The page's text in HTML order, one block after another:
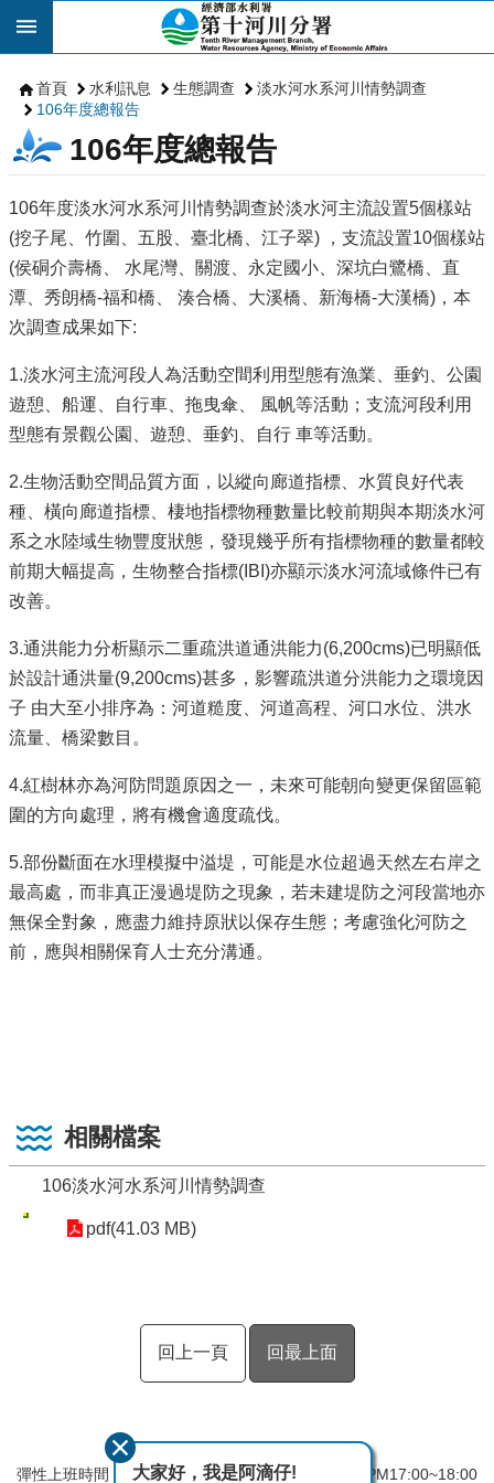
跳到主要內容區塊
首頁 水利訊息 生態調查
淡水河水系河川情勢調查
106年度總報告
106年度總報告
106年度淡水河水系河川情勢調查於淡水河主流設置5個樣站
(挖子尾、竹圍、五股、臺北橋、江子翠) ，支流設置10個樣站
(侯硐介壽橋、 水尾灣、關渡、永定國小、深坑白鷺橋、直
潭、秀朗橋-福和橋、 湊合橋、大溪橋、新海橋-大漢橋)，本
次調查成果如下:
1.淡水河主流河段人為活動空間利用型態有漁業、垂釣、公園
遊憩、船運、自行車、拖曳傘、 風帆等活動；支流河段利用
型態有景觀公園、遊憩、垂釣、自行 車等活動。
2.生物活動空間品質方面，以縱向廊道指標、水質良好代表
種、橫向廊道指標、棲地指標物種數量比較前期與本期淡水河
系之水陸域生物豐度狀態，發現幾乎所有指標物種的數量都較
前期大幅提高，生物整合指標(IBI)亦顯示淡水河流域條件已有
改善。
3.通洪能力分析顯示二重疏洪道通洪能力(6,200cms)已明顯低
於設計通洪量(9,200cms)甚多，影響疏洪道分洪能力之環境因
子 由大至小排序為：河道糙度、河道高程、河口水位、洪水
流量、橋梁數目。
4.紅樹林亦為河防問題原因之一，未來可能朝向變更保留區範
圍的方向處理，將有機會適度疏伐。
5.部份斷面在水理模擬中溢堤，可能是水位超過天然左右岸之
最高處，而非真正漫過堤防之現象，若未建堤防之河段當地亦
無保全對象，應盡力維持原狀以保存生態；考慮強化河防之
前，應與相關保育人士充分溝通。
相關檔案
106淡水河水系河川情勢調查
pdf(41.03 MB)
回上一頁 回最上面
彈性上班時間：AM8:00~09:00 彈性下班時間：PM17:00~18:00
大家好，我是阿滴仔!